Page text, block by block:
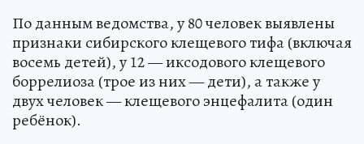
По данным ведомства, у 80 человек выявлены
признаки сибирского клещевого тифа (включая
восемь детей), у 12 — иксодового клещевого
боррелиоза (трое из них — дети), а также у
двух человек — клещевого энцефалита (один
ребёнок).